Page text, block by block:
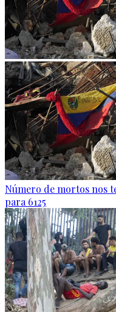
Número de mortos nos
para 6125